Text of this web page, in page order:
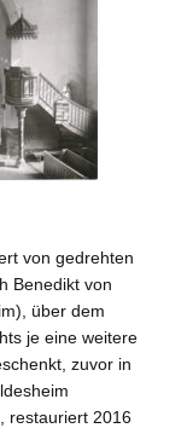
von gedrehten
Benedikt von
), über dem
je eine weitere
zuvor in
, restauriert 2016